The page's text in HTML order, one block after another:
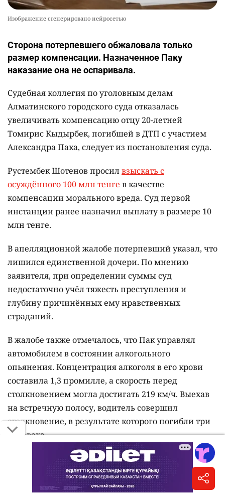
Изображение сгенерировано нейросетью
Сторона потерпевшего обжаловала только
размер компенсации. Назначенное Паку
наказание она не оспаривала.
Судебная коллегия по уголовным делам
Алматинского городского суда отказалась
увеличивать компенсацию отцу 20-летней
Томирис Кыдырбек, погибшей в ДТП с участием
Александра Пака, следует из постановления суда.
Рустембек Шотенов просилвзыскать с
осуждённого 100 млн тенге в качестве
компенсации морального вреда. Суд первой
инстанции ранее назначил выплату в размере 10
млн тенге.
В апелляционной жалобе потерпевший указал, что
лишился единственной дочери. По мнению
заявителя, при определении суммы суд
недостаточно учёл тяжесть преступления и
глубину причинённых ему нравственных
страданий.
В жалобе также отмечалось, что Пак управлял
автомобилем в состоянии алкогольного
опьянения. Концентрация алкоголя в его крови
составила 1,3 промилле, а скорость перед
столкновением могла достигать 219 км/ч. Выехав
на встречную полосу, водитель совершил
столкновение, в результате которого погибли три
человека.
Апелляционная коллегия пришла к выводу, что
первая инстанция исследовала взаимоотношения
потерпевшего с дочерью. После развода